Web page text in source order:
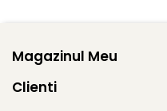
valva acesteia), cu
pana cand apa este
Magazinul Meu
Clienti